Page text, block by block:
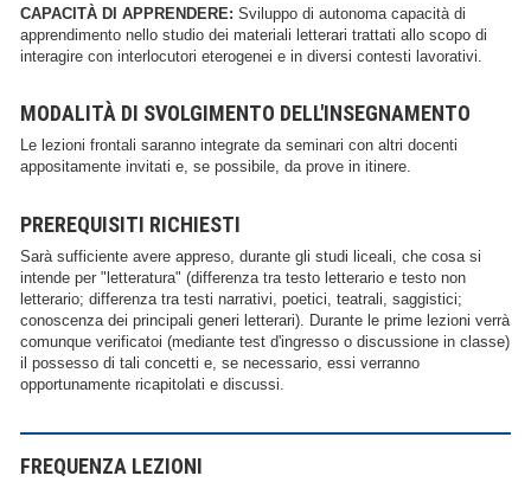
CAPACITÀ DI APPRENDERE: Sviluppo di autonoma capacità di
apprendimento nello studio dei materiali letterari trattati allo scopo di
interagire con interlocutori eterogenei e in diversi contesti lavorativi.
MODALITÀ DI SVOLGIMENTO DELL'INSEGNAMENTO
Le lezioni frontali saranno integrate da seminari con altri docenti
appositamente invitati e, se possibile, da prove in itinere.
PREREQUISITI RICHIESTI
Sarà sufficiente avere appreso, durante gli studi liceali, che cosa si
intende per "letteratura" (differenza tra testo letterario e testo non
letterario; differenza tra testi narrativi, poetici, teatrali, saggistici;
conoscenza dei principali generi letterari). Durante le prime lezioni verrà
comunque verificatoi (mediante test d'ingresso o discussione in classe)
il possesso di tali concetti e, se necessario, essi verranno
opportunamente ricapitolati e discussi.
FREQUENZA LEZIONI